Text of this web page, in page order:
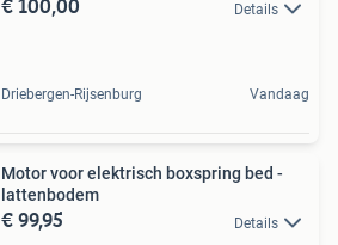
Details
Driebergen-Rijsenburg Vandaag
Motor voor elektrisch boxspring bed -
lattenbodem
€ 99,95 Details